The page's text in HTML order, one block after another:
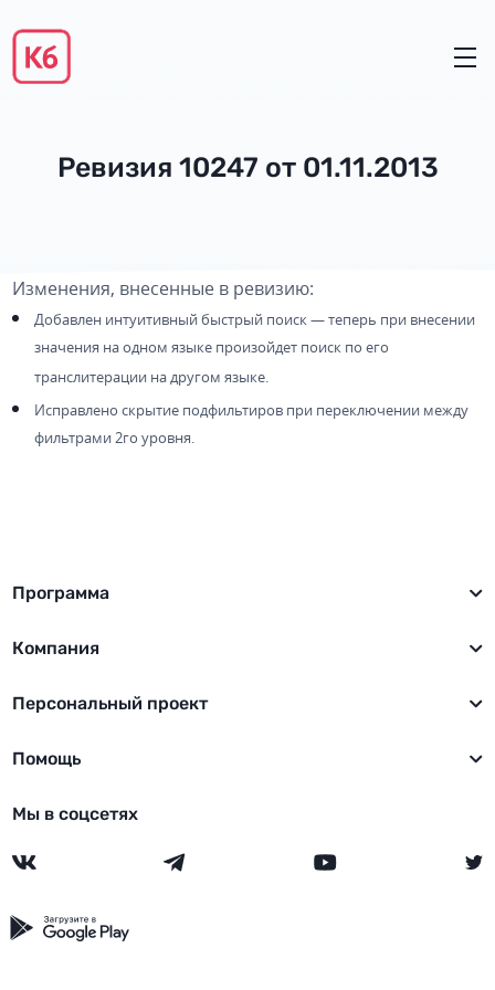
Ревизия 10247 от 01.11.2013
Изменения, внесенные в ревизию:
Добавлен интуитивный быстрый поиск — теперь при внесении
значения на одном языке произойдет поиск по его
транслитерации на другом языке.
Исправлено скрытие подфильтиров при переключении между
фильтрами 2го уровня.
Программа
Компания
Персональный проект
Помощь
Мы в соцсетях